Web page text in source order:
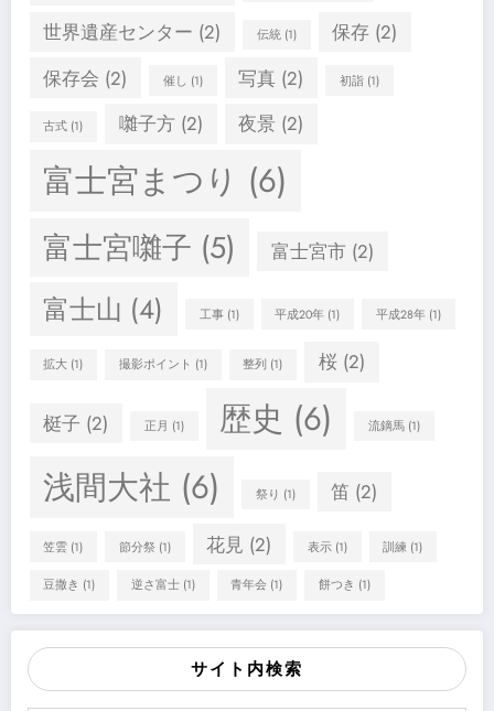
世界遺産センター (2) 伝統(1) 保存 (2)
保存会 (2) 催し (1) 写真 (2) 初詣(1)
古式 (1) 囃子方(2) 夜景 (2)
富士宮まつり (6)
富士宮囃子 (5) 富士宮市(2)
富士山 (4) 工事(1) 平成20年 (1) 平成28年(1)
拡大 (1) 撮影ポイント (1) 整列 (1) 桜(2)
梃子 (2) 正月 (1) 歴史 (6) 流鏑馬(1)
浅間大社 (6) 祭り (1) 笛 (2)
笠雲 (1) 節分祭(1) 花見 (2) 表示(1) 訓練 (1)
豆撒き (1) 逆さ富士(1) 青年会 (1) 餅つき (1)
サイト内検索